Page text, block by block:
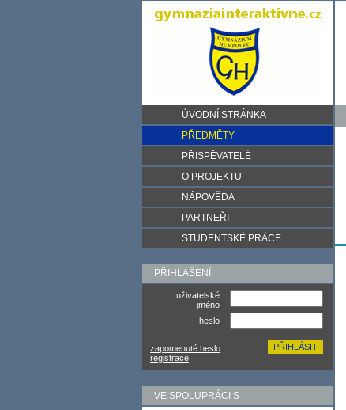
ÚVODNÍ STRÁNKA
PŘEDMĚTY
PŘISPĚVATELÉ
O PROJEKTU
NÁPOVĚDA
PARTNEŘI
STUDENTSKÉ PRÁCE
PŘIHLÁŠENÍ
uživatelské
jméno
heslo
zapomenuté heslo
registrace
VE SPOLUPRÁCI S